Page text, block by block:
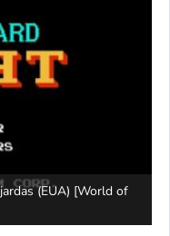
(EUA) [World of